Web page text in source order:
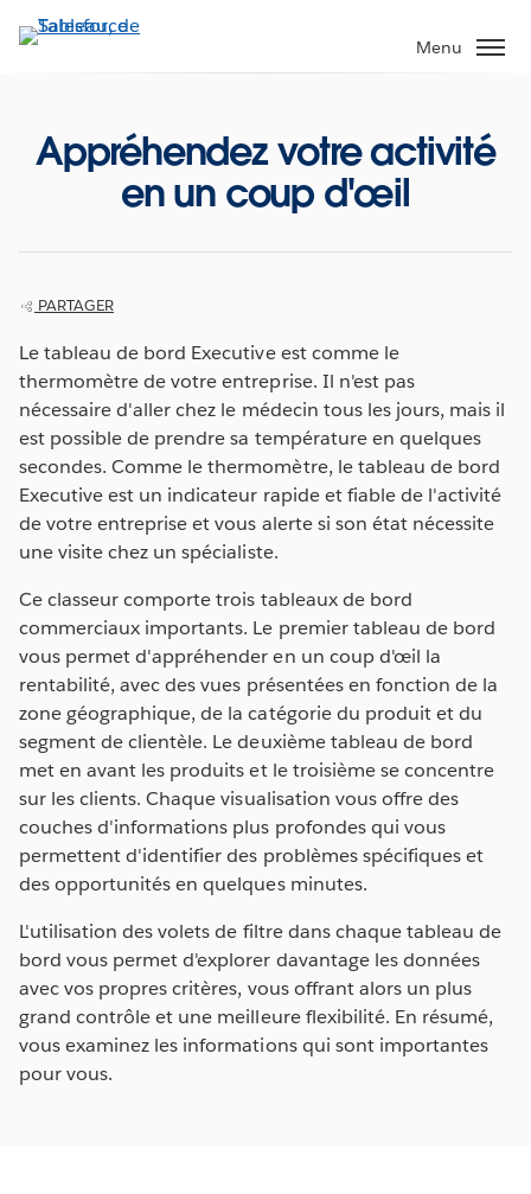
Aller
au
Menu
Appréhendez votre activité
en un coup d'œil
PARTAGER
Le tableau de bord Executive est comme le
thermomètre de votre entreprise. Il n'est pas
nécessaire d'aller chez le médecin tous les jours, mais il
est possible de prendre sa température en quelques
secondes. Comme le thermomètre, le tableau de bord
Executive est un indicateur rapide et fiable de l'activité
de votre entreprise et vous alerte si son état nécessite
une visite chez un spécialiste.
Ce classeur comporte trois tableaux de bord
commerciaux importants. Le premier tableau de bord
vous permet d'appréhender en un coup d'œil la
rentabilité, avec des vues présentées en fonction de la
zone géographique, de la catégorie du produit et du
segment de clientèle. Le deuxième tableau de bord
met en avant les produits et le troisième se concentre
sur les clients. Chaque visualisation vous offre des
couches d'informations plus profondes qui vous
permettent d'identifier des problèmes spécifiques et
des opportunités en quelques minutes.
L'utilisation des volets de filtre dans chaque tableau de
bord vous permet d'explorer davantage les données
avec vos propres critères, vous offrant alors un plus
grand contrôle et une meilleure flexibilité. En résumé,
vous examinez les informations qui sont importantes
pour vous.